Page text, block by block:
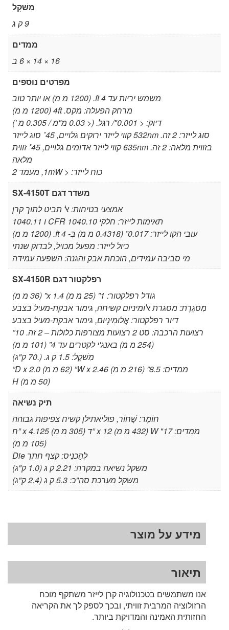
מִשׁקָל
ממדים
16 × 14 × 6 ב
מפרטים נוספים
משמש יריות עד 4 ft. (1200 מ מ) או יותר טוב
מרחק הפעלה: מקס. 4ft (1200 מ מ)
דיוק: < 0.001"/ רגל. (< 0.03 מ"מ / 0.305 מ ')
סוג לייזר: 2 זה. 532nm קווי לייזר ירוקים גלויים, 45˚ סוג לייזר
בזווית מלאה: 2 זה. 635nm קווי לייזר אדומים גלויים, 45˚ זווית
מלאה
כוח לייזר: < 1mW, מעמד 2
משדר דגם SX-4150T
אמצעי בטיחות: אל תביט לתוך קרן
תאימות לייזר: חלקי CFR 1040.10 ו 1040.11
עובי הקו לייזר: 0.017” (0.4318 מ מ) בְּ- 4 ft. (1200 מ מ)
כיול לייזר: מפעל מכויל, לבדוק שנתי
מי סביבה עמידים, הוכחת אבק והגנה: השפעה עמידה
רפלקטור דגם SX-4150R
גודל רפלקטור: 1” (25 מ מ) x 1.4” (36 מ מ)
מִסגֶרֶת: מסגרת אלומיניום קשיחה, גימור אבקת-מעיל בצבע
דיור רפלקטור: אֲלוּמִינְיוּם, גימור אבקת-מעיל בצבע
רצועות הרכבה: סט 2 רצועות מצורפות כלולות – 2 זה. 10”
מִשׁקָל: 1.5 ק ג. (.70 ק"ג)
ממדים: 8.5” (216 מ מ) W x 2.46” (62 מ מ) D x 2.0”
תיק נשיאה
חוֹמֶר: שָׁחוֹר, פוליאתילן קשיח צפיפות גבוהה
ממדים: 17" W (432 מ מ) x 12 ”ד (305 מ מ) x 4.125 ”ח
לְהַכנִיס: קצף חתך Die
משקל נשיאה במקרה: 2.21 ק ג (1.0 ק"ג)
משקל מערכת סה"כ: 5.3 ק ג (2.4 ק"ג)
מידע על מוצר
תיאור
אנו משתמשים בטכנולוגיה קרן לייזר משתקף מוכח
הרזולוציה המרבית זוויתי, ובכך לספק לך את הקריאה
החזותית האמינה והמדויקת ביותר.